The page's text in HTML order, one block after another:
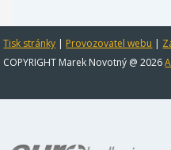
Tisk stránky | Provozovatel webu |
COPYRIGHT Marek Novotný @ 2026